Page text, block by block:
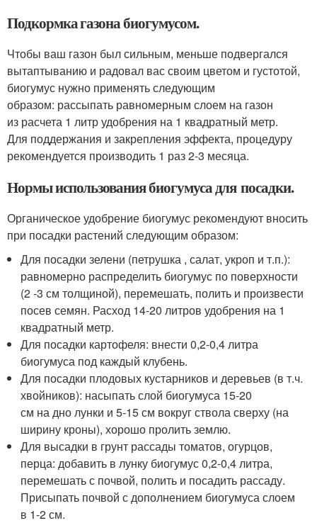
Подкормка газона биогумусом.
Чтобы ваш газон был сильным, меньше подвергался
вытаптыванию и радовал вас своим цветом и густотой,
биогумус нужно применять следующим
образом: рассыпать равномерным слоем на газон
из расчета 1 литр удобрения на 1 квадратный метр.
Для поддержания и закрепления эффекта, процедуру
рекомендуется производить 1 раз 2-3 месяца.
Нормы использования биогумуса для посадки.
Органическое удобрение биогумус рекомендуют вносить
при посадки растений следующим образом:
Для посадки зелени (петрушка , салат, укроп и т.п.):
равномерно распределить биогумус по поверхности
(2 -3 см толщиной), перемешать, полить и произвести
посев семян. Расход 14-20 литров удобрения на 1
квадратный метр.
Для посадки картофеля: внести 0,2-0,4 литра
биогумуса под каждый клубень.
Для посадки плодовых кустарников и деревьев (в т.ч.
хвойников): насыпать слой биогумуса 15-20
см на дно лунки и 5-15 см вокруг ствола сверху (на
ширину кроны), хорошо пролить землю.
Для высадки в грунт рассады томатов, огурцов,
перца: добавить в лунку биогумус 0,2-0,4 литра,
перемешать с почвой, полить и посадить рассаду.
Присыпать почвой с дополнением биогумуса слоем
в 1-2 см.